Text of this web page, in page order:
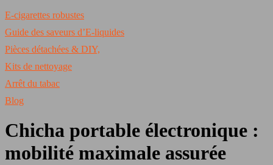
E-cigarettes robustes
Guide des saveurs d’E-liquides
Pièces détachées & DIY,
Kits de nettoyage
Arrêt du tabac
Blog
Chicha portable électronique :
mobilité maximale assurée